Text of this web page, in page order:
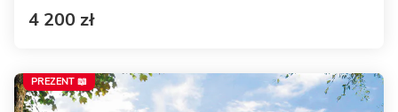
4 200 zł
PREZENT 📖